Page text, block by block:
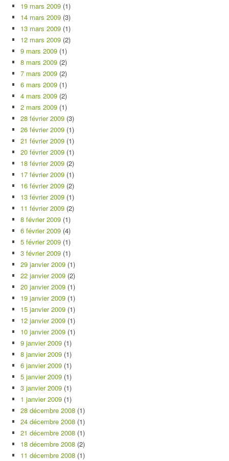
19 mars 2009 (1)
14 mars 2009 (3)
13 mars 2009 (1)
12 mars 2009 (2)
9 mars 2009 (1)
8 mars 2009 (2)
7 mars 2009 (2)
6 mars 2009 (1)
4 mars 2009 (2)
2 mars 2009 (1)
28 février 2009 (3)
26 février 2009 (1)
21 février 2009 (1)
20 février 2009 (1)
18 février 2009 (2)
17 février 2009 (1)
16 février 2009 (2)
13 février 2009 (1)
11 février 2009 (2)
8 février 2009 (1)
6 février 2009 (4)
5 février 2009 (1)
3 février 2009 (1)
29 janvier 2009 (1)
22 janvier 2009 (2)
20 janvier 2009 (1)
19 janvier 2009 (1)
15 janvier 2009 (1)
12 janvier 2009 (1)
10 janvier 2009 (1)
9 janvier 2009 (1)
8 janvier 2009 (1)
6 janvier 2009 (1)
5 janvier 2009 (1)
3 janvier 2009 (1)
1 janvier 2009 (1)
28 décembre 2008 (1)
24 décembre 2008 (1)
21 décembre 2008 (1)
18 décembre 2008 (2)
11 décembre 2008 (1)